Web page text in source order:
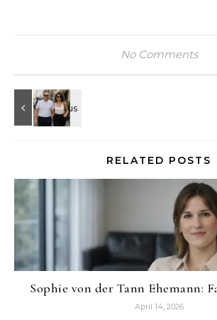
No Comments
RELATED POSTS
Sophie von der Tann Ehemann:
April 14, 2026